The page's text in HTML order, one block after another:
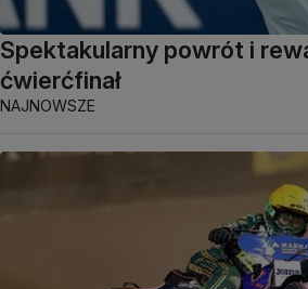
Spektakularny powrót i
ćwierćfinał
NAJNOWSZE